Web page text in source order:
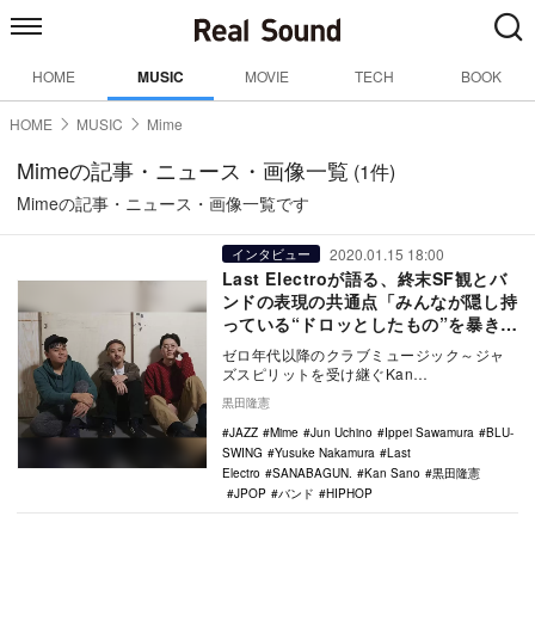
HOME MUSIC MOVIE TECH BOOK
HOME MUSIC Mime
Mimeの記事・ニュース・画像一覧 (1件)
Mimeの記事・ニュース・画像一覧です
インタビュー 2020.01.15 18:00
Last Electroが語る、終末SF観とバ
ンドの表現の共通点「みんなが隠し持
っている“ドロッとしたもの”を暴きた
い」
ゼロ年代以降のクラブミュージック～ジャ
ズスピリットを受け継ぐKan
Sano（Vo,Key）、Yusuke
Nakamura（B…
黒田隆憲
JAZZ
Mime Jun Uchino Ippei Sawamura
BLU-
SWING
Yusuke Nakamura
Last
Electro
SANABAGUN. Kan Sano
黒田隆憲
JPOP
バンド HIPHOP